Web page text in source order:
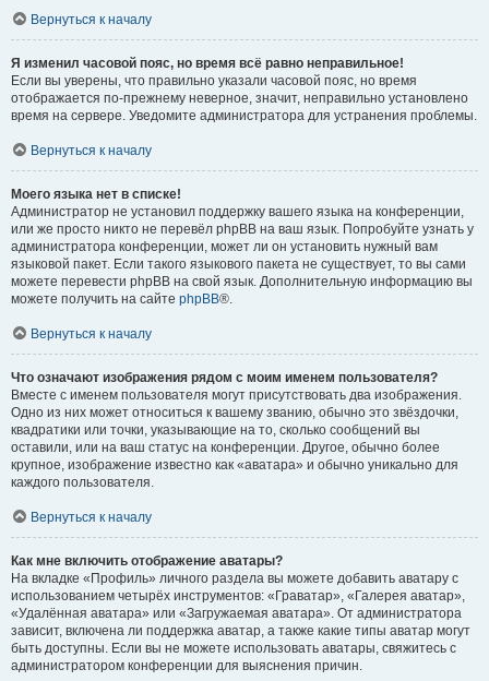
Вернуться к началу
Я изменил часовой пояс, но время всё равно неправильное!
Если вы уверены, что правильно указали часовой пояс, но время
отображается по-прежнему неверное, значит, неправильно установлено
время на сервере. Уведомите администратора для устранения проблемы.
Вернуться к началу
Моего языка нет в списке!
Администратор не установил поддержку вашего языка на конференции,
или же просто никто не перевёл phpBB на ваш язык. Попробуйте узнать у
администратора конференции, может ли он установить нужный вам
языковой пакет. Если такого языкового пакета не существует, то вы сами
можете перевести phpBB на свой язык. Дополнительную информацию вы
можете получить на сайте phpBB®.
Вернуться к началу
Что означают изображения рядом с моим именем пользователя?
Вместе с именем пользователя могут присутствовать два изображения.
Одно из них может относиться к вашему званию, обычно это звёздочки,
квадратики или точки, указывающие на то, сколько сообщений вы
оставили, или на ваш статус на конференции. Другое, обычно более
крупное, изображение известно как «аватара» и обычно уникально для
каждого пользователя.
Вернуться к началу
Как мне включить отображение аватары?
На вкладке «Профиль» личного раздела вы можете добавить аватару с
использованием четырёх инструментов: «Граватар», «Галерея аватар»,
«Удалённая аватара» или «Загружаемая аватара». От администратора
зависит, включена ли поддержка аватар, а также какие типы аватар могут
быть доступны. Если вы не можете использовать аватары, свяжитесь с
администратором конференции для выяснения причин.